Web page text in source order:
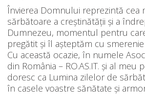
Învierea Domnului reprezintă cea
sărbătoare a creștinătății și a
Dumnezeu, momentul pentru
pregătit și îl așteptăm cu
Cu această ocazie, în numele
din România – RO.AS.IT. și al meu
doresc ca Lumina zilelor de
în casele voastre sănătate și